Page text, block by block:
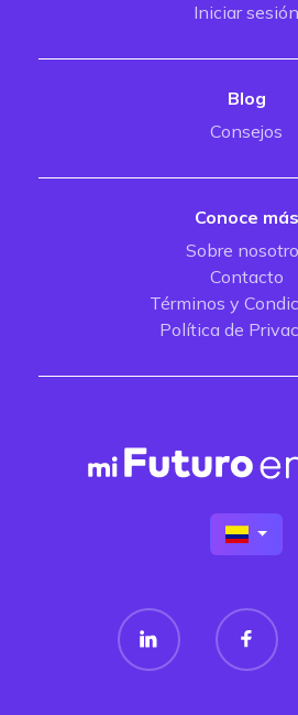
Iniciar sesión
Blog
Consejos
Conoce más
Sobre
Contacto
Términos y
Política de